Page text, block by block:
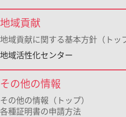
地域貢献
地域貢献に関する基本方針（トッ
地域活性化センター
その他の情報
その他の情報（トップ）
各種証明書の申請方法